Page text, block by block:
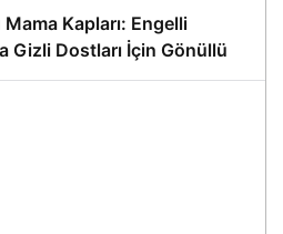
Mama Kapları: Engelli
Gizli Dostları İçin Gönüllü